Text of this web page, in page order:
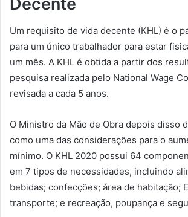
Um requisito de vida decente (KHL) é o
para um único trabalhador para estar
um mês. A KHL é obtida a partir dos
pesquisa realizada pelo National Wage
revisada a cada 5 anos.
O Ministro da Mão de Obra depois disso
como uma das considerações para o
mínimo. O KHL 2020 possui 64
em 7 tipos de necessidades, incluindo
bebidas; confecções; área de habitação;
transporte; e recreação, poupança e